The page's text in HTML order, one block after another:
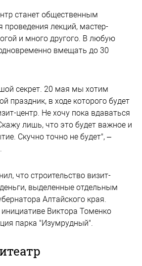
станет общественным
проведения лекций, мастер-
и много другого. В любую
вмещать до 30
секрет. 20 мая мы хотим
праздник, в ходе которого будет
центр. Не хочу пока вдаваться
лишь, что это будет важное и
Скучно точно не будет", –
что строительство визит-
выделенные отдельным
Алтайского края.
Виктора Томенко
парка "Изумрудный".